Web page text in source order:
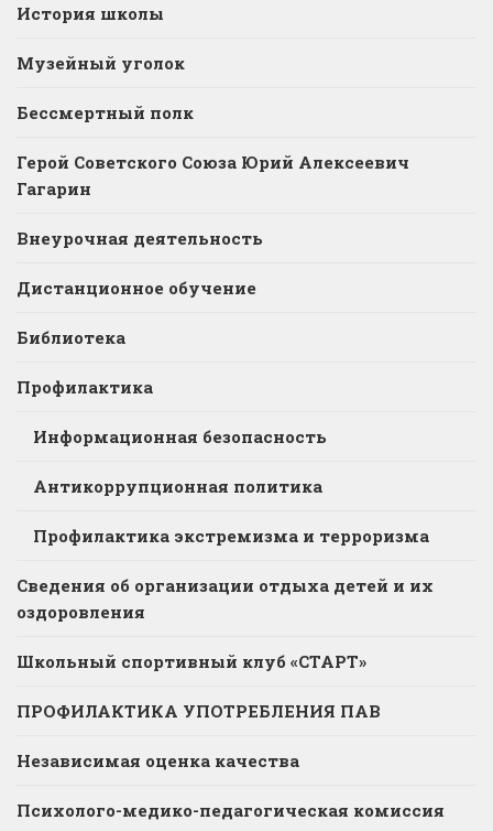
История школы
Музейный уголок
Бессмертный полк
Герой Советского Союза Юрий Алексеевич
Гагарин
Внеурочная деятельность
Дистанционное обучение
Библиотека
Профилактика
Информационная безопасность
Антикоррупционная политика
Профилактика экстремизма и терроризма
Сведения об организации отдыха детей и их
оздоровления
Школьный спортивный клуб «СТАРТ»
ПРОФИЛАКТИКА УПОТРЕБЛЕНИЯ ПАВ
Независимая оценка качества
Психолого-медико-педагогическая комиссия